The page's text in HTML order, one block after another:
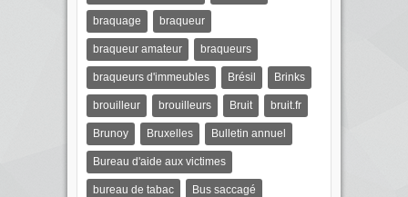
braquage braqueur
braqueur amateur braqueurs
braqueurs d'immeubles Brésil Brinks
brouilleur brouilleurs Bruit bruit.fr
Brunoy Bruxelles Bulletin annuel
Bureau d'aide aux victimes
bureau de tabac Bus saccagé